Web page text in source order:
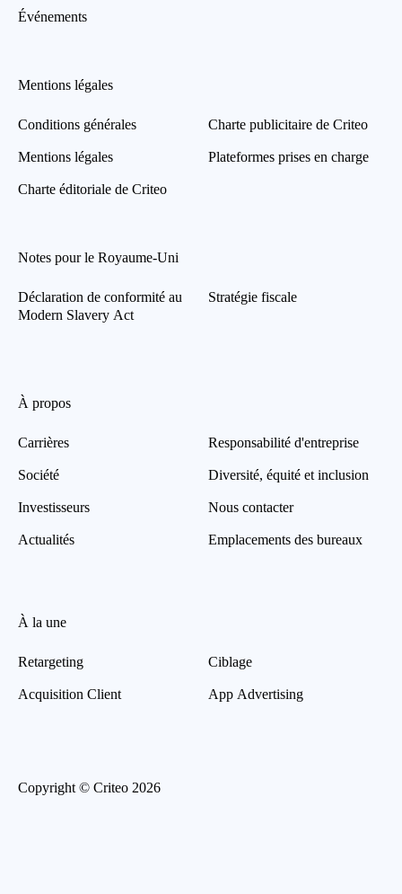
Événements
Mentions légales
Conditions générales
Mentions légales
Charte éditoriale de Criteo
Charte publicitaire de Criteo
Plateformes prises en charge
Notes pour le Royaume-Uni
Déclaration de conformité au
Modern Slavery Act
Stratégie fiscale
À propos
Carrières
Société
Investisseurs
Actualités
Responsabilité d'entreprise
Diversité, équité et inclusion
Nous contacter
Emplacements des bureaux
À la une
Retargeting
Acquisition Client
Ciblage
App Advertising
Copyright © Criteo 2026